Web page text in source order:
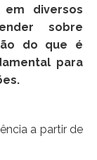
diversos
sobre
do que é
para
a partir de